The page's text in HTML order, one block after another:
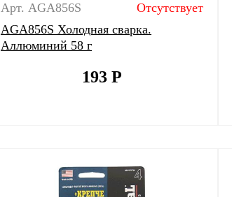
Арт. AGA856S
Отсутствует
AGA856S Холодная сварка.
Аллюминий 58 г
193 Р